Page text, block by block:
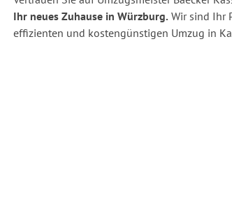
Ihr neues Zuhause in Würzburg. Wir sind Ihr
effizienten und kostengünstigen Umzug in